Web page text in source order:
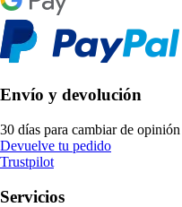
Envío y devolución
30 días para cambiar de opinión
Devuelve tu pedido
Trustpilot
Servicios